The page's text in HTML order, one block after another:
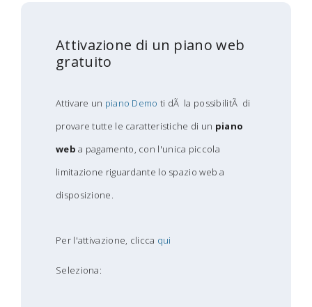
Attivazione di un piano web
gratuito
Attivare un piano Demo ti dÃ la possibilitÃ di
provare tutte le caratteristiche di un piano
web a pagamento, con l'unica piccola
limitazione riguardante lo spazio web a
disposizione.
Per l'attivazione, clicca qui
Seleziona: